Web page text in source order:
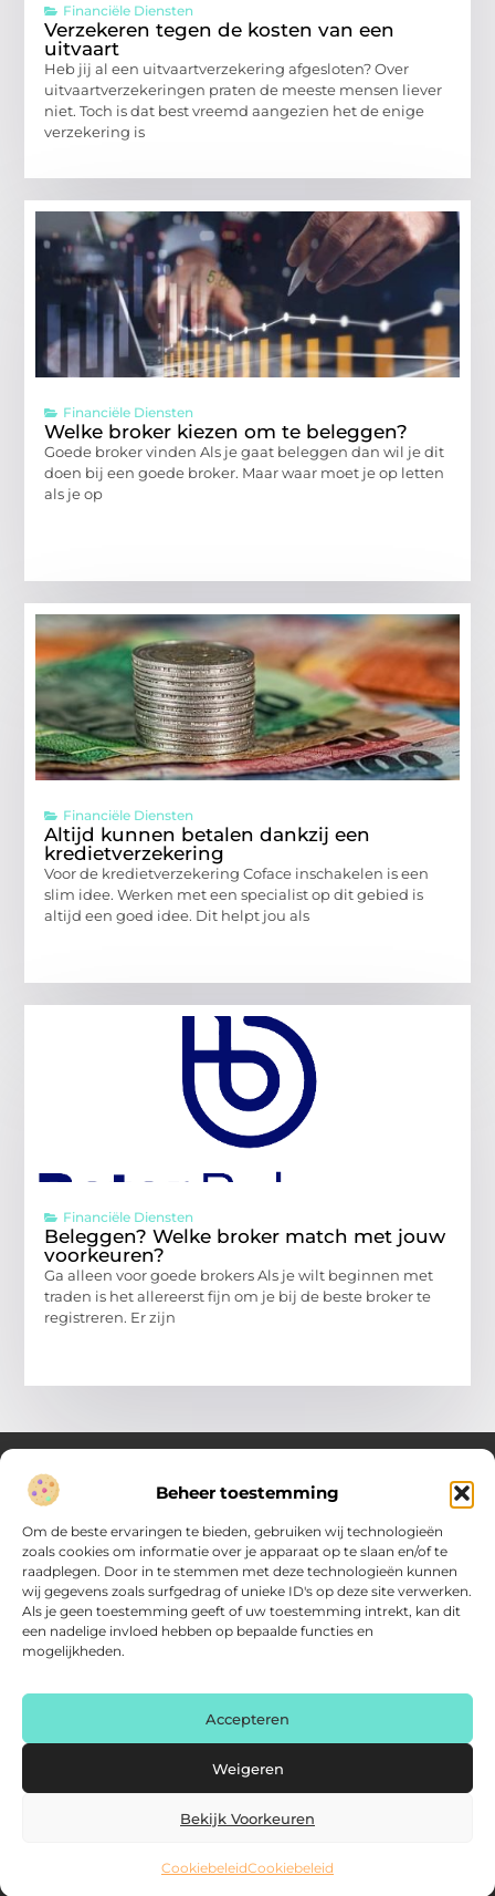
Beheer toestemming
Om de beste ervaringen te bieden, gebruiken wij technologieën
zoals cookies om informatie over je apparaat op te slaan en/of te
raadplegen. Door in te stemmen met deze technologieën kunnen
wij gegevens zoals surfgedrag of unieke ID's op deze site verwerken.
Als je geen toestemming geeft of uw toestemming intrekt, kan dit
een nadelige invloed hebben op bepaalde functies en
mogelijkheden.
Accepteren
Weigeren
Bekijk Voorkeuren
CookiebeleidCookiebeleid
Financiële Diensten
Verzekeren tegen de kosten van een
uitvaart
Heb jij al een uitvaartverzekering afgesloten? Over
uitvaartverzekeringen praten de meeste mensen liever
niet. Toch is dat best vreemd aangezien het de enige
verzekering is
Financiële Diensten
Welke broker kiezen om te beleggen?
Goede broker vinden Als je gaat beleggen dan wil je dit
doen bij een goede broker. Maar waar moet je op letten
als je op
Financiële Diensten
Altijd kunnen betalen dankzij een
kredietverzekering
Voor de kredietverzekering Coface inschakelen is een
slim idee. Werken met een specialist op dit gebied is
altijd een goed idee. Dit helpt jou als
Financiële Diensten
Beleggen? Welke broker match met jouw
voorkeuren?
Ga alleen voor goede brokers Als je wilt beginnen met
traden is het allereerst fijn om je bij de beste broker te
registreren. Er zijn
Inzicht en inspiratie voor jouw dagelijkse keuzes
Ontdek gevarieerde content vol praktische tips, doordachte
inzichten en vernieuwende ideeën. Alles wat je nodig hebt om
met meer overzicht.
@2025 www.verenigdezaken.nl. All Right Reserved.